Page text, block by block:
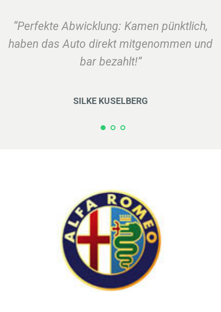
“Perfekte Abwicklung: Kamen pünktlich,
haben das Auto direkt mitgenommen und
bar bezahlt!”
SILKE KUSELBERG